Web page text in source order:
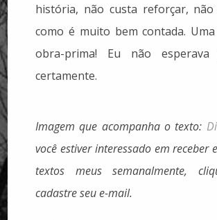
história, não custa reforçar,
como é muito bem contada.
obra-prima! Eu não
certamente.
Imagem que acompanha o texto:
você estiver interessado em receber
textos meus semanalmente,
cadastre seu e-mail.